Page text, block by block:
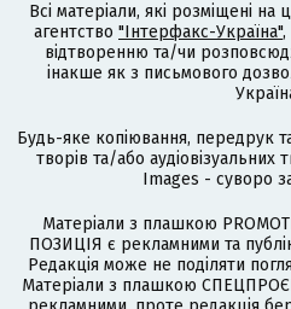
Всі матеріали, які розміщені на
агентство "Інтерфакс-Україна",
відтворенню та/чи
інакше як з письмового
Будь-яке копіювання, передрук
творів та/або
Images - суворо
Матеріали з плашкою
ПОЗИЦІЯ є рекламними та
Редакція може не поділяти
Матеріали з плашкою